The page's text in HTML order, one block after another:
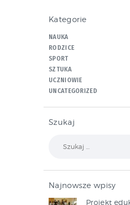
Kategorie
NAUKA
RODZICE
SPORT
SZTUKA
UCZNIOWIE
UNCATEGORIZED
Szukaj
Najnowsze wpisy
Projekt